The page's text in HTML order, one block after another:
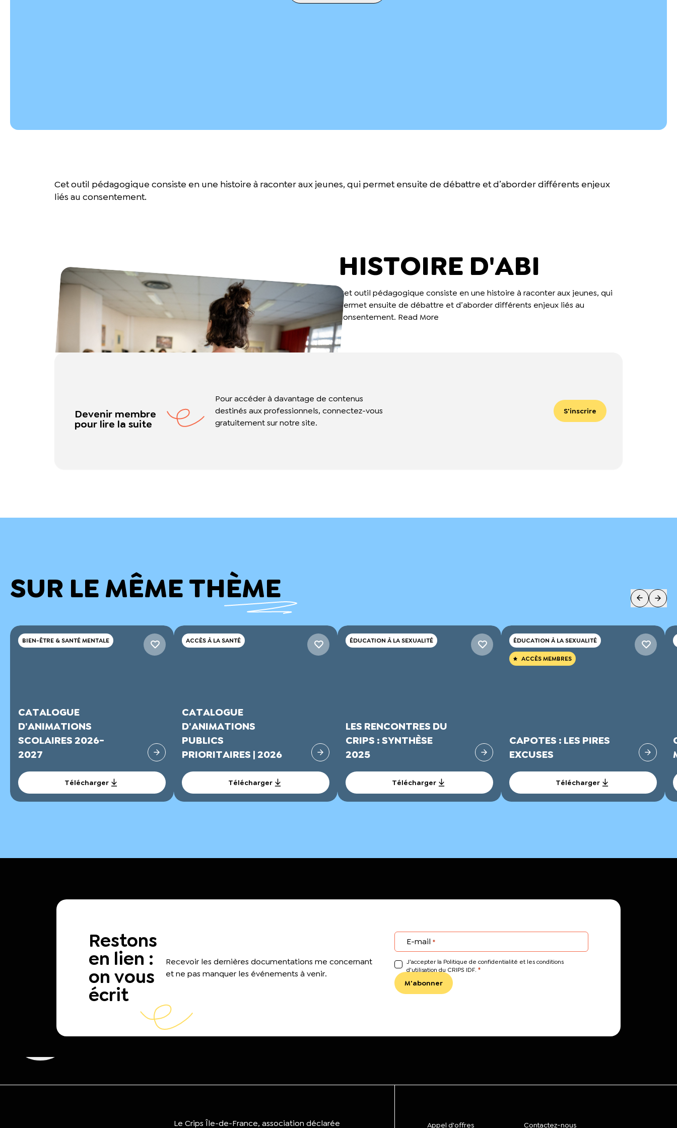
Cet outil pédagogique consiste en une histoire à raconter aux jeunes, qui permet ensuite de débattre et d’aborder différents enjeux
liés au consentement.
HISTOIRE D'ABI
Cet outil pédagogique consiste en une histoire à raconter aux jeunes, qui
permet ensuite de débattre et d’aborder différents enjeux liés au
consentement. Read More
Devenir membre
pour lire la suite
Pour accéder à davantage de contenus
destinés aux professionnels, connectez-vous
gratuitement sur notre site.
S'inscrire
SUR LE MÊME THÈME
BIEN-ÊTRE & SANTÉ MENTALE
CATALOGUE
D'ANIMATIONS
SCOLAIRES 2026-
2027
Télécharger
ACCÈS À LA SANTÉ
CATALOGUE
D'ANIMATIONS
PUBLICS
PRIORITAIRES | 2026
Télécharger
ÉDUCATION À LA SEXUALITÉ
LES RENCONTRES DU
CRIPS : SYNTHÈSE
2025
Télécharger
ÉDUCATION À LA SEXUALITÉ
ACCÈS MEMBRES
CAPOTES : LES PIRES
EXCUSES
Télécharger
Restons
en lien :
on vous
écrit
Recevoir les dernières documentations me concernant
et ne pas manquer les événements à venir.
E-mail *
J’accepter la Politique de confidentialité et les conditions
d'utilisation du CRIPS IDF. *
Le Crips Île-de-France, association déclarée Appel d'offres Contactez-nous